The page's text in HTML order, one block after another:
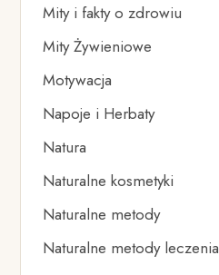
Mity i fakty o zdrowiu
Mity Żywieniowe
Motywacja
Napoje i Herbaty
Natura
Naturalne kosmetyki
Naturalne metody
Naturalne metody leczenia